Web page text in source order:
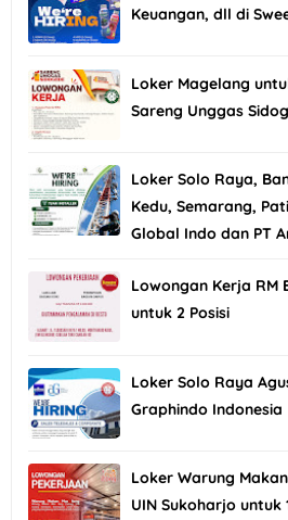
Keuangan, dll di
Loker Magelang
Sareng Unggas
Loker Solo Raya,
Kedu, Semarang,
Global Indo dan PT
Lowongan Kerja RM
untuk 2 Posisi
Loker Solo Raya
Graphindo Indonesia
Loker Warung
UIN Sukoharjo untuk